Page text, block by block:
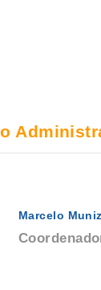
Marcelo Muniz